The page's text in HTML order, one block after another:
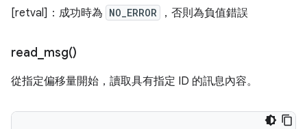
[retval]：成功時為 NO_ERROR ，否則為負值錯誤
read_msg()
從指定偏移量開始，讀取具有指定 ID 的訊息內容。